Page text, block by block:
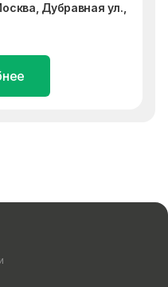
Дубравная ул.,